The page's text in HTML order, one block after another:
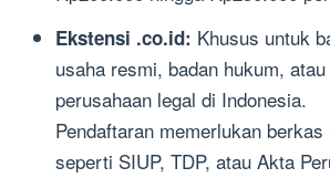
Ekstensi .co.id: Khusus untuk
usaha resmi, badan hukum, atau
perusahaan legal di Indonesia.
Pendaftaran memerlukan berkas
seperti SIUP, TDP, atau Akta